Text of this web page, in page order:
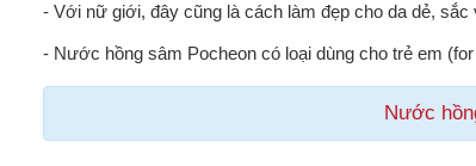
- Với nữ giới, đây cũng là cách làm đẹp cho da dẻ, sắc
- Nước hồng sâm Pocheon có loại dùng cho trẻ em
Nước